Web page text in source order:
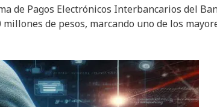
de Pagos Electrónicos Interbancarios del
de pesos, marcando uno de los